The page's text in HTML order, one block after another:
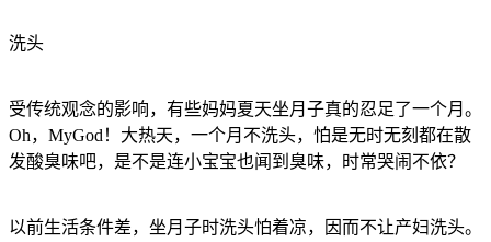
洗头
受传统观念的影响，有些妈妈夏天坐月子真的忍足了一个月。
Oh，MyGod！大热天，一个月不洗头，怕是无时无刻都在散
发酸臭味吧，是不是连小宝宝也闻到臭味，时常哭闹不依？
以前生活条件差，坐月子时洗头怕着凉，因而不让产妇洗头。